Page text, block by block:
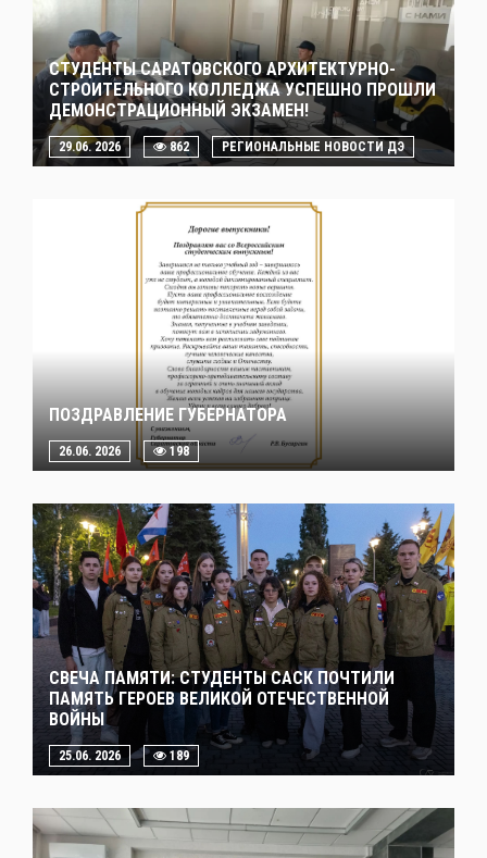
СТУДЕНТЫ САРАТОВСКОГО АРХИТЕКТУРНО-
СТРОИТЕЛЬНОГО КОЛЛЕДЖА УСПЕШНО ПРОШЛИ
ДЕМОНСТРАЦИОННЫЙ ЭКЗАМЕН!
29.06. 2026 862 РЕГИОНАЛЬНЫЕ НОВОСТИ ДЭ
ПОЗДРАВЛЕНИЕ ГУБЕРНАТОРА
26.06. 2026 198
СВЕЧА ПАМЯТИ: СТУДЕНТЫ САСК ПОЧТИЛИ
ПАМЯТЬ ГЕРОЕВ ВЕЛИКОЙ ОТЕЧЕСТВЕННОЙ
ВОЙНЫ
25.06. 2026 189